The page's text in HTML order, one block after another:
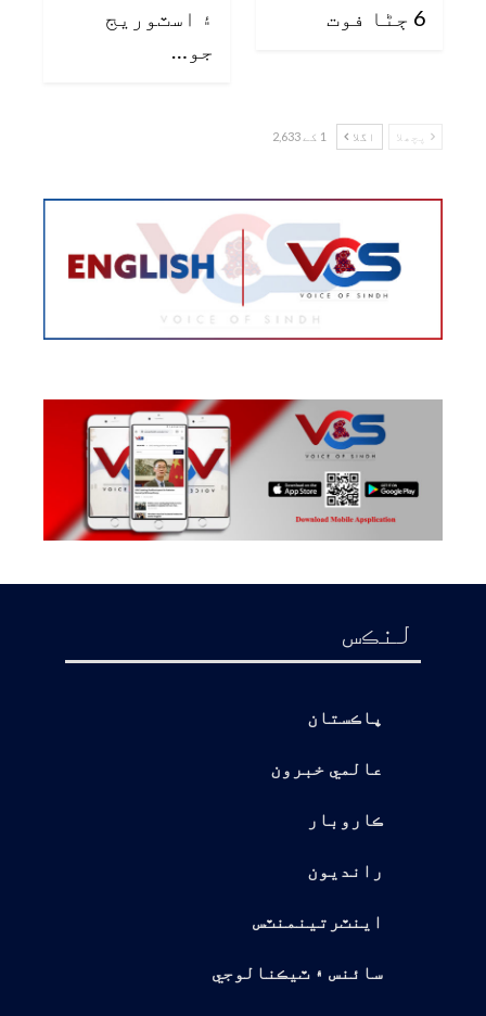
6 ڄڻا فوت
۽ اسٽوريج
جو…
پچھلا اگلا 1 کے 2,633
لنڪس
پاڪستان
عالمي خبرون
ڪاروبار
رانديون
اينٽرتينمنٽس
سائنس ۽ ٽيڪنالوجي